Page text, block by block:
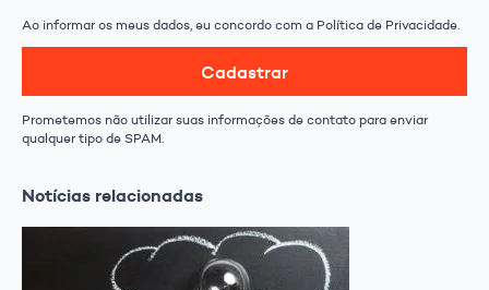
Ao informar os meus dados, eu concordo com a Política de Privacidade.
Cadastrar
Prometemos não utilizar suas informações de contato para enviar
qualquer tipo de SPAM.
Notícias relacionadas